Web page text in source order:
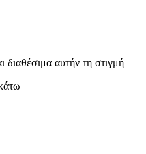
διαθέσιμα αυτήν τη στιγμή